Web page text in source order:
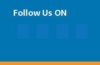
Follow Us ON